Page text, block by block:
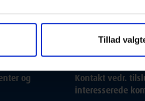
Tillad
eller søgeordet i en kortere
og
Kontakt vedr.
interesserede